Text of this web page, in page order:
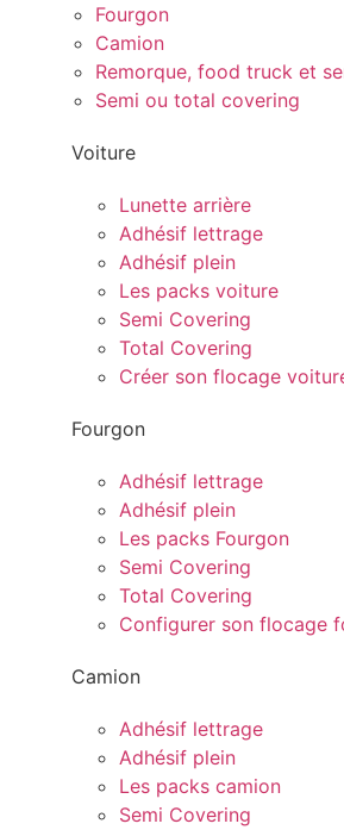
Fourgon
Camion
Remorque, food truck et
Semi ou total covering
Voiture
Lunette arrière
Adhésif lettrage
Adhésif plein
Les packs voiture
Semi Covering
Total Covering
Créer son flocage
Fourgon
Adhésif lettrage
Adhésif plein
Les packs Fourgon
Semi Covering
Total Covering
Configurer son flocage
Camion
Adhésif lettrage
Adhésif plein
Les packs camion
Semi Covering